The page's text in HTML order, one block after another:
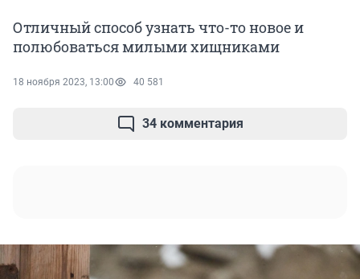
Отличный способ узнать что-то новое и
полюбоваться милыми хищниками
18 ноября 2023, 13:00 40 581
34 комментария